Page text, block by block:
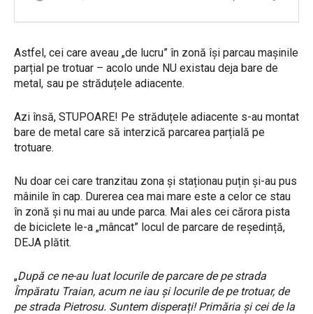
Astfel, cei care aveau „de lucru” în zonă își parcau mașinile
parțial pe trotuar – acolo unde NU existau deja bare de
metal, sau pe străduțele adiacente.
Azi însă, STUPOARE! Pe străduțele adiacente s-au montat
bare de metal care să interzică parcarea parțială pe
trotuare.
Nu doar cei care tranzitau zona și staționau puțin și-au pus
mâinile în cap. Durerea cea mai mare este a celor ce stau
în zonă și nu mai au unde parca. Mai ales cei cărora pista
de biciclete le-a „mâncat” locul de parcare de reședință,
DEJA plătit.
„După ce ne-au luat locurile de parcare de pe strada
Împăratu Traian, acum ne iau și locurile de pe trotuar, de
pe strada Pietrosu. Suntem disperați! Primăria și cei de la